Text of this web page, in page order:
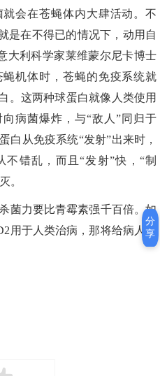
会在苍蝇体内大肆活动。不
是在不得已的情况下，动用自
大利科学家莱维蒙尔尼卡博士
机体时，苍蝇的免疫系统就
。这两种球蛋白就像人类使用
病菌爆炸，与“敌人”同归于
白从免疫系统“发射”出来时，
错乱，而且“发射”快，“制
。
菌力要比青霉素强千百倍。如
用于人类治病，那将给病人带
分
享